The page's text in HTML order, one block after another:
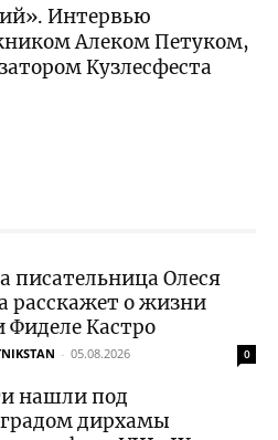
Интервью
Алеком Петуком,
Кузлесфеста
писательница Олеся
расскажет о жизни
Фиделе Кастро
- 05.08.2026 0
нашли под
дирхамы